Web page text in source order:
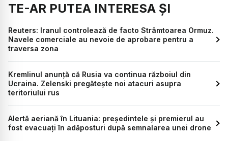
TE-AR PUTEA INTERESA ȘI
Reuters: Iranul controlează de facto Strâmtoarea Ormuz.
Navele comerciale au nevoie de aprobare pentru a
traversa zona
Kremlinul anunță că Rusia va continua războiul din
Ucraina. Zelenski pregătește noi atacuri asupra
teritoriului rus
Alertă aeriană în Lituania: președintele și premierul au
fost evacuați în adăposturi după semnalarea unei drone